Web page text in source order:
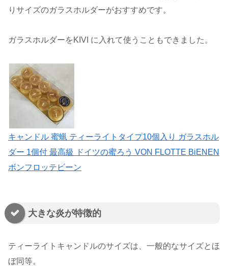
りサイズのガラスホルダーがおすすめです。
ガラスホルダーをKIVI に入れて使うこともできました。
キャンドル 蜜蝋 ティーライトタイプ10個入り ガラスホル
ダー 1個付 最高級 ドイツの蜜ろう VON FLOTTE BiENEN
ボンフロッテビーン
大きな炎が特徴的
ティーライトキャンドルのサイズは、一般的なサイズとほ
ぼ同等。